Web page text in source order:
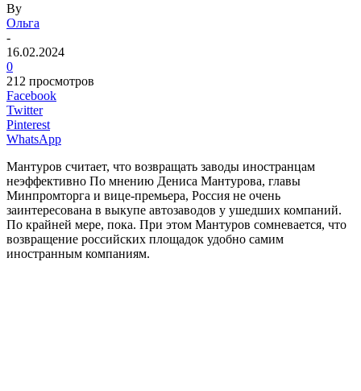
By
Ольга
-
16.02.2024
0
212 просмотров
Facebook
Twitter
Pinterest
WhatsApp
Мантуров считает, что возвращать заводы иностранцам
неэффективно По мнению Дениса Мантурова, главы
Минпромторга и вице-премьера, Россия не очень
заинтересована в выкупе автозаводов у ушедших компаний.
По крайней мере, пока. При этом Мантуров сомневается, что
возвращение российских площадок удобно самим
иностранным компаниям.